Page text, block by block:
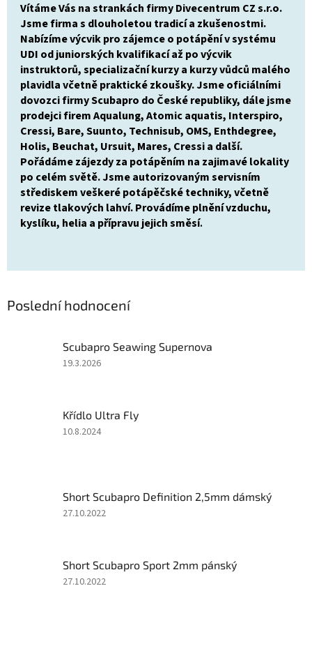
Vítáme Vás na strankách firmy Divecentrum CZ s.r.o.
Jsme firma s dlouholetou tradicí­ a zkušenostmi.
Nabí­zíme výcvik pro zájemce o potápění v systému
UDI od juniorských kvalifikací až po výcvik
instruktorů, specializační kurzy a kurzy vůdců malého
plavidla včetně praktické zkoušky. Jsme oficiálními
dovozci firmy Scubapro do České republiky, dále jsme
prodejci firem Aqualung, Atomic aquatis, Interspiro,
Cressi, Bare, Suunto, Technisub, OMS, Enthdegree,
Holis, Beuchat, Ursuit, Mares, Cressi a další­.
Pořádáme zájezdy za potápění­m na zajimavé lokality
po celém světě. Jsme autorizovaným servisním
střediskem veškeré potápěčské techniky, včetně
revize tlakových lahví. Provádíme plnění vzduchu,
kyslíku, helia a přípravu jejich směsí.
Poslední hodnocení
Scubapro Seawing Supernova
Hodnocení
z
5
19.3.2026
Křídlo Ultra Fly
Hodnocení
5
hvězdiček.
10.8.2024
Short Scubapro Definition 2,5mm dámský
Hodnocení
z
5
27.10.2022
Short Scubapro Sport 2mm pánský
Hodnocení
27.10.2022